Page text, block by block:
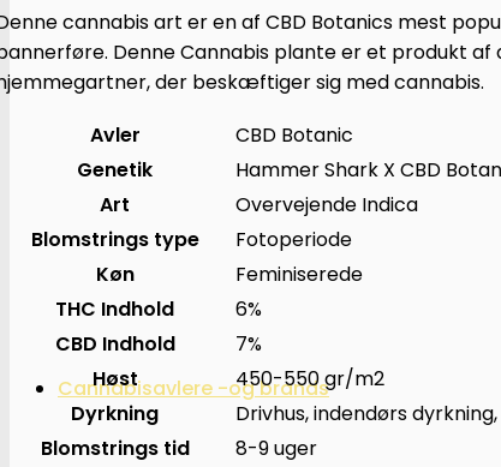
Cannabisavlere -og brands
antalcannabis art er en af CBD Botanics mest
Denne Cannabis plante er et produkt
der beskæftiger sig med cannabis.
Avler
CBD Botanic
Genetik
Hammer Shark X CBD
Art
Overvejende Indica
Blomstrings type
Fotoperiode
Køn
Feminiserede
THC Indhold
6%
CBD Indhold
7%
Høst
450-550 gr/m2
Dyrkning
Drivhus, indendørs
Blomstrings tid
8-9 uger